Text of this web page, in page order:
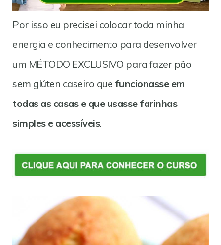
Por isso eu precisei colocar toda minha
energia e conhecimento para desenvolver
um MÉTODO EXCLUSIVO para fazer pão
sem glúten caseiro que funcionasse em
todas as casas e que usasse farinhas
simples e acessíveis.